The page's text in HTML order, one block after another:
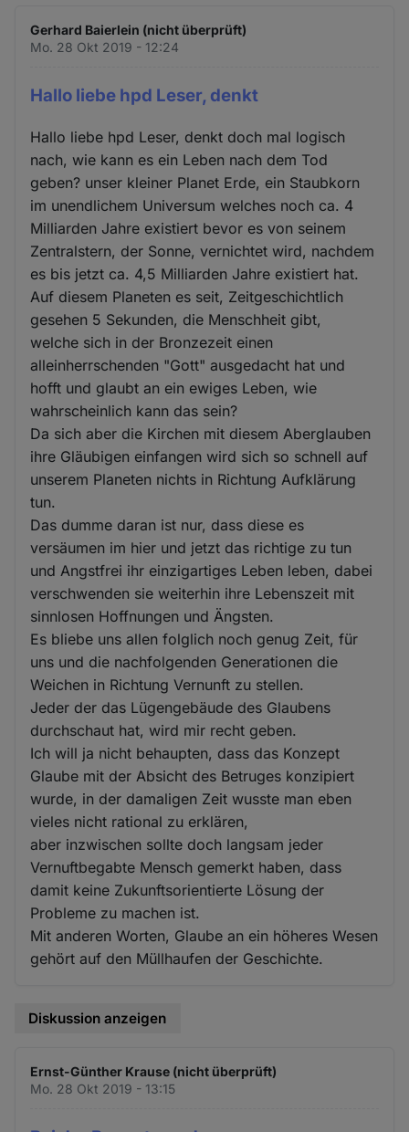
Gerhard Baierlein (nicht überprüft)
Mo. 28 Okt 2019 - 12:24
Hallo liebe hpd Leser, denkt
Hallo liebe hpd Leser, denkt doch mal logisch
nach, wie kann es ein Leben nach dem Tod
geben? unser kleiner Planet Erde, ein Staubkorn
im unendlichem Universum welches noch ca. 4
Milliarden Jahre existiert bevor es von seinem
Zentralstern, der Sonne, vernichtet wird, nachdem
es bis jetzt ca. 4,5 Milliarden Jahre existiert hat.
Auf diesem Planeten es seit, Zeitgeschichtlich
gesehen 5 Sekunden, die Menschheit gibt,
welche sich in der Bronzezeit einen
alleinherrschenden "Gott" ausgedacht hat und
hofft und glaubt an ein ewiges Leben, wie
wahrscheinlich kann das sein?
Da sich aber die Kirchen mit diesem Aberglauben
ihre Gläubigen einfangen wird sich so schnell auf
unserem Planeten nichts in Richtung Aufklärung
tun.
Das dumme daran ist nur, dass diese es
versäumen im hier und jetzt das richtige zu tun
und Angstfrei ihr einzigartiges Leben leben, dabei
verschwenden sie weiterhin ihre Lebenszeit mit
sinnlosen Hoffnungen und Ängsten.
Es bliebe uns allen folglich noch genug Zeit, für
uns und die nachfolgenden Generationen die
Weichen in Richtung Vernunft zu stellen.
Jeder der das Lügengebäude des Glaubens
durchschaut hat, wird mir recht geben.
Ich will ja nicht behaupten, dass das Konzept
Glaube mit der Absicht des Betruges konzipiert
wurde, in der damaligen Zeit wusste man eben
vieles nicht rational zu erklären,
aber inzwischen sollte doch langsam jeder
Vernuftbegabte Mensch gemerkt haben, dass
damit keine Zukunftsorientierte Lösung der
Probleme zu machen ist.
Mit anderen Worten, Glaube an ein höheres Wesen
gehört auf den Müllhaufen der Geschichte.
Diskussion anzeigen
Ernst-Günther Krause (nicht überprüft)
Mo. 28 Okt 2019 - 13:15